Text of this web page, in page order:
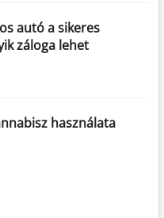
autó a sikeres
záloga lehet
használata